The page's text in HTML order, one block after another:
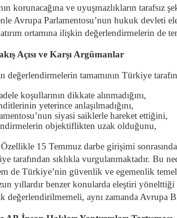
korunacağına ve uyuşmazlıkların tarafsız
Avrupa Parlamentosu’nun hukuk devleti
ortamına ilişkin değerlendirmelerin de
Açısı ve Karşı Argümanlar
değerlendirmelerin tamamının Türkiye
koşullarının dikkate alınmadığını,
yeterince anlaşılmadığını,
siyasi saiklerle hareket ettiğini,
objektiflikten uzak olduğunu,
15 Temmuz darbe girişimi
tarafından sıklıkla vurgulanmaktadır. Bu
de Türkiye’nin güvenlik ve egemenlik
yıllardır benzer konularda eleştiri
değerlendirilmemeli, aynı zamanda